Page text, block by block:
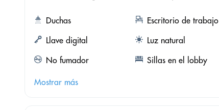
Duchas
Escritorio de trabajo
Llave digital
Luz natural
No fumador
Sillas en el lobby
Mostrar más